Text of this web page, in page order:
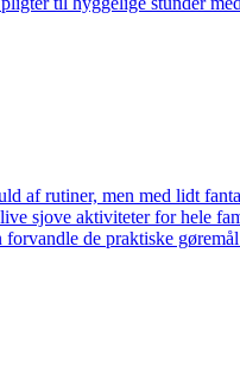
af rutiner, men med lidt
sjove aktiviteter for hele
forvandle de praktiske